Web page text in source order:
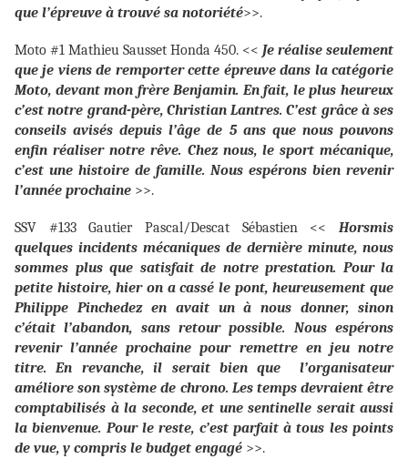
que l’épreuve à trouvé sa notoriété>>.
Moto #1 Mathieu Sausset Honda 450. << Je réalise seulement
que je viens de remporter cette épreuve dans la catégorie
Moto, devant mon frère Benjamin. En fait, le plus heureux
c’est notre grand-père, Christian Lantres. C’est grâce à ses
conseils avisés depuis l’âge de 5 ans que nous pouvons
enfin réaliser notre rêve. Chez nous, le sport mécanique,
c’est une histoire de famille. Nous espérons bien revenir
l’année prochaine >>.
SSV #133 Gautier Pascal/Descat Sébastien << Horsmis
quelques incidents mécaniques de dernière minute, nous
sommes plus que satisfait de notre prestation. Pour la
petite histoire, hier on a cassé le pont, heureusement que
Philippe Pinchedez en avait un à nous donner, sinon
c’était l’abandon, sans retour possible. Nous espérons
revenir l’année prochaine pour remettre en jeu notre
titre. En revanche, il serait bien que l’organisateur
améliore son système de chrono. Les temps devraient être
comptabilisés à la seconde, et une sentinelle serait aussi
la bienvenue. Pour le reste, c’est parfait à tous les points
de vue, y compris le budget engagé >>.